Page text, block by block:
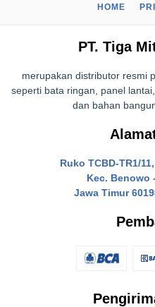
HOME
PT. Tiga
merupakan distributor resmi
seperti bata ringan, panel
dan bahan
Ruko TCBD-TR1/
Kec. Benowo
Jawa Timur